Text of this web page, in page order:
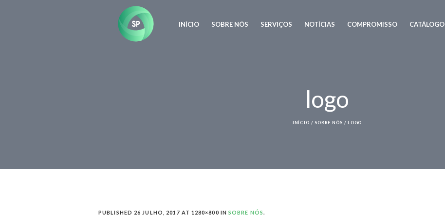
INÍCIO SOBRE NÓS SERVIÇOS NOTÍCIAS COMPROMISSO CATÁLOGO
logo
INÍCIO / SOBRE NÓS / LOGO
PUBLISHED 26 JULHO, 2017 AT 1280×800 INSOBRE NÓS.